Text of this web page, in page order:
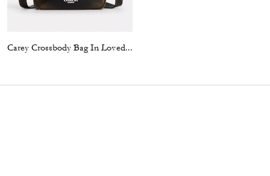
Carey Crossbody Bag In Loved Leather